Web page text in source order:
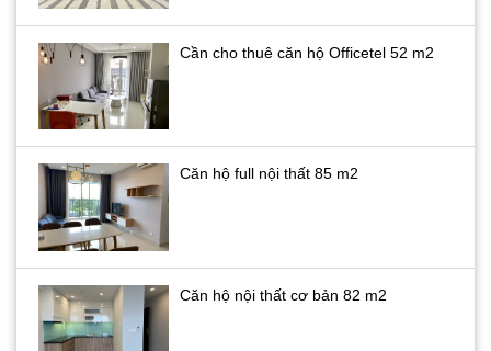
Cần cho thuê căn hộ Officetel 52 m2
Căn hộ full nội thất 85 m2
Căn hộ nội thất cơ bản 82 m2